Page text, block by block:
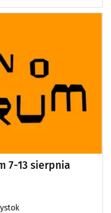
7-13 sierpnia